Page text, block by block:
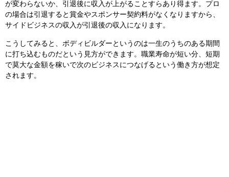
が変わらないか、引退後に収入が上がることすらあり得ます。プロ
の場合は引退すると賞金やスポンサー契約料がなくなりますから、
サイドビジネスの収入が引退後の収入になります。
こうしてみると、ボディビルダーというのは一生のうちのある期間
に打ち込むものだという見方ができます。職業寿命が短い分、短期
で莫大な金額を稼いで次のビジネスにつなげるという働き方が想定
されます。